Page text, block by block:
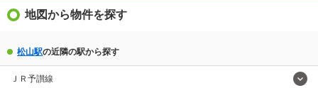
地図から物件を探す
松山駅の近隣の駅から探す
ＪＲ予讃線